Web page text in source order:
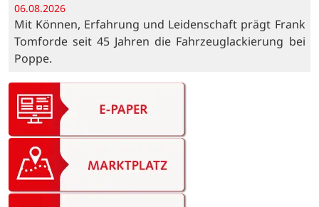
06.08.2026
Mit Können, Erfahrung und Leidenschaft prägt Frank
Tomforde seit 45 Jahren die Fahrzeuglackierung bei
Poppe.